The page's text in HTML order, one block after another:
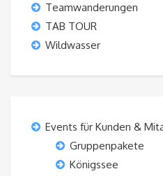
Teamwanderungen
TAB TOUR
Wildwasser
Events für Kunden &
Gruppenpakete
Königssee